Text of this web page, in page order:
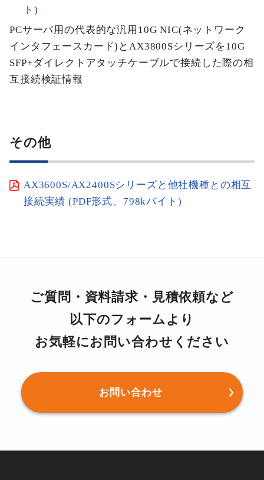
ト)
PCサーバ用の代表的な汎用10G NIC(ネットワーク
インタフェースカード)とAX3800Sシリーズを10G
SFP+ダイレクトアタッチケーブルで接続した際の相
互接続検証情報
その他
AX3600S/AX2400Sシリーズと他社機種との相互
接続実績 (PDF形式、798kバイト)
ご質問・資料請求・⾒積依頼など
以下のフォームより
お気軽にお問い合わせください
お問い合わせ